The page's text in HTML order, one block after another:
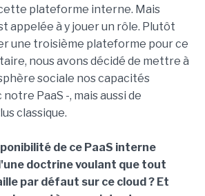
plateforme interne. Mais
appelée à y jouer un rôle. Plutôt
une troisième plateforme pour ce
nous avons décidé de mettre à
sociale nos capacités
PaaS -, mais aussi de
classique.
de ce PaaS interne
doctrine voulant que tout
par défaut sur ce cloud ? Et